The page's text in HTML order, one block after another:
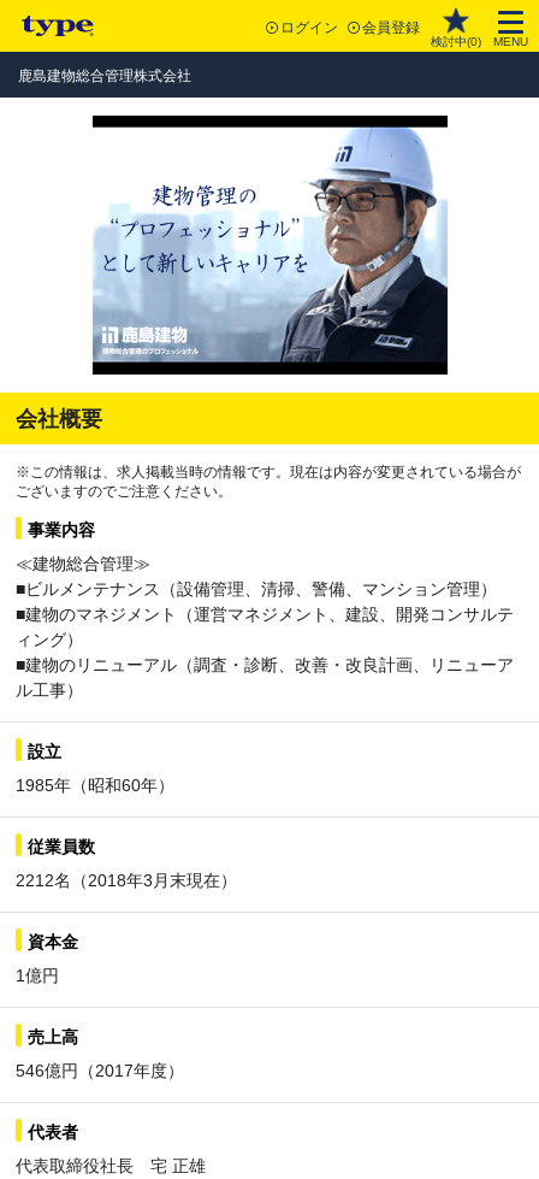
ログイン 会員登録
検討中(0) MENU
鹿島建物総合管理株式会社
会社概要
※この情報は、求人掲載当時の情報です。現在は内容が変更されている場合が
ございますのでご注意ください。
事業内容
≪建物総合管理≫
■ビルメンテナンス（設備管理、清掃、警備、マンション管理）
■建物のマネジメント（運営マネジメント、建設、開発コンサルテ
ィング）
■建物のリニューアル（調査・診断、改善・改良計画、リニューア
ル工事）
設立
1985年（昭和60年）
従業員数
2212名（2018年3月末現在）
資本金
1億円
売上高
546億円（2017年度）
代表者
代表取締役社長 宅 正雄